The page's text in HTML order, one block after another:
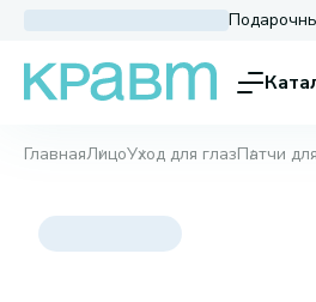
ГлавнаяЛицоУход для глазПатчи